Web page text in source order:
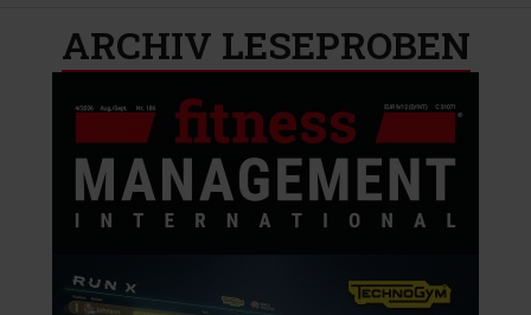
ARCHIV LESEPROBEN​